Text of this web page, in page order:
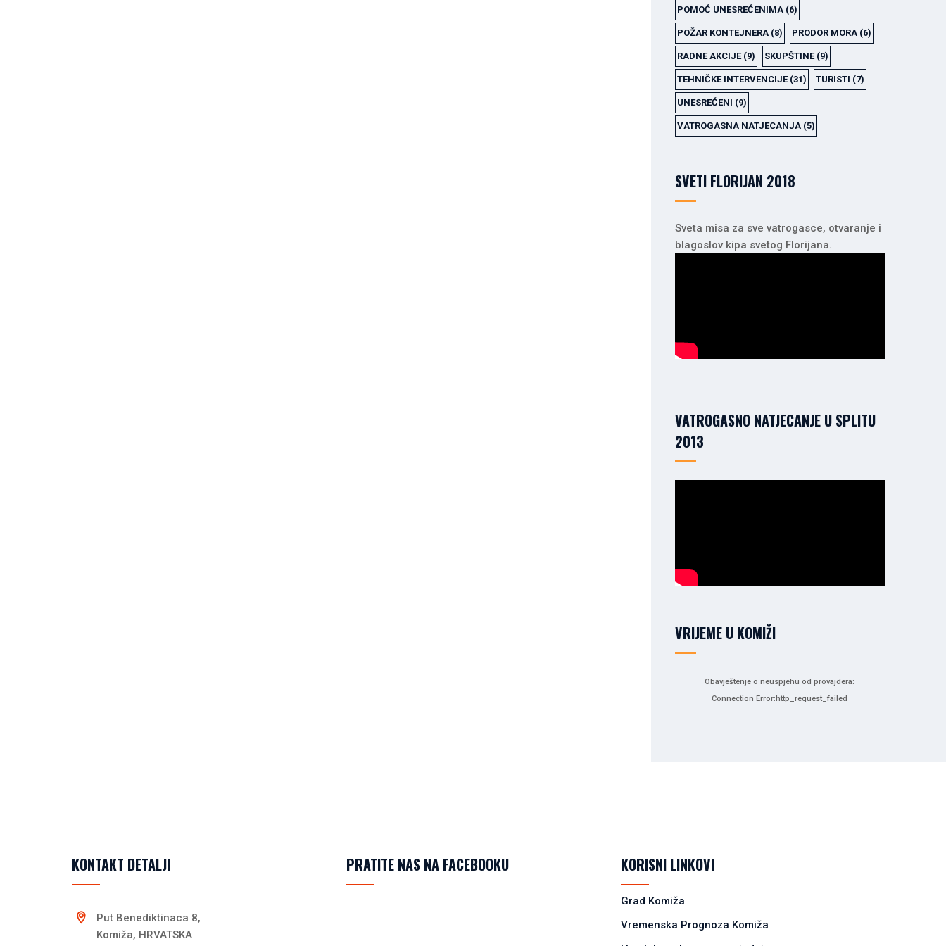
POMOĆ UNESREĆENIMA(6)
POŽAR KONTEJNERA(8) PRODOR MORA(6)
RADNE AKCIJE(9) SKUPŠTINE(9)
TEHNIČKE INTERVENCIJE(31) TURISTI (7)
UNESREĆENI (9)
VATROGASNA NATJECANJA(5)
SVETI FLORIJAN 2018
Sveta misa za sve vatrogasce, otvaranje i
blagoslov kipa svetog Florijana.
VATROGASNO NATJECANJE U SPLITU
2013
VRIJEME U KOMIŽI
Obavještenje o neuspjehu od provajdera:
Connection Error:http_request_failed
KONTAKT DETALJI
Put Benediktinaca 8,
Komiža, HRVATSKA
PRATITE NAS NA FACEBOOKU KORISNI LINKOVI
Grad Komiža
Vremenska Prognoza Komiža